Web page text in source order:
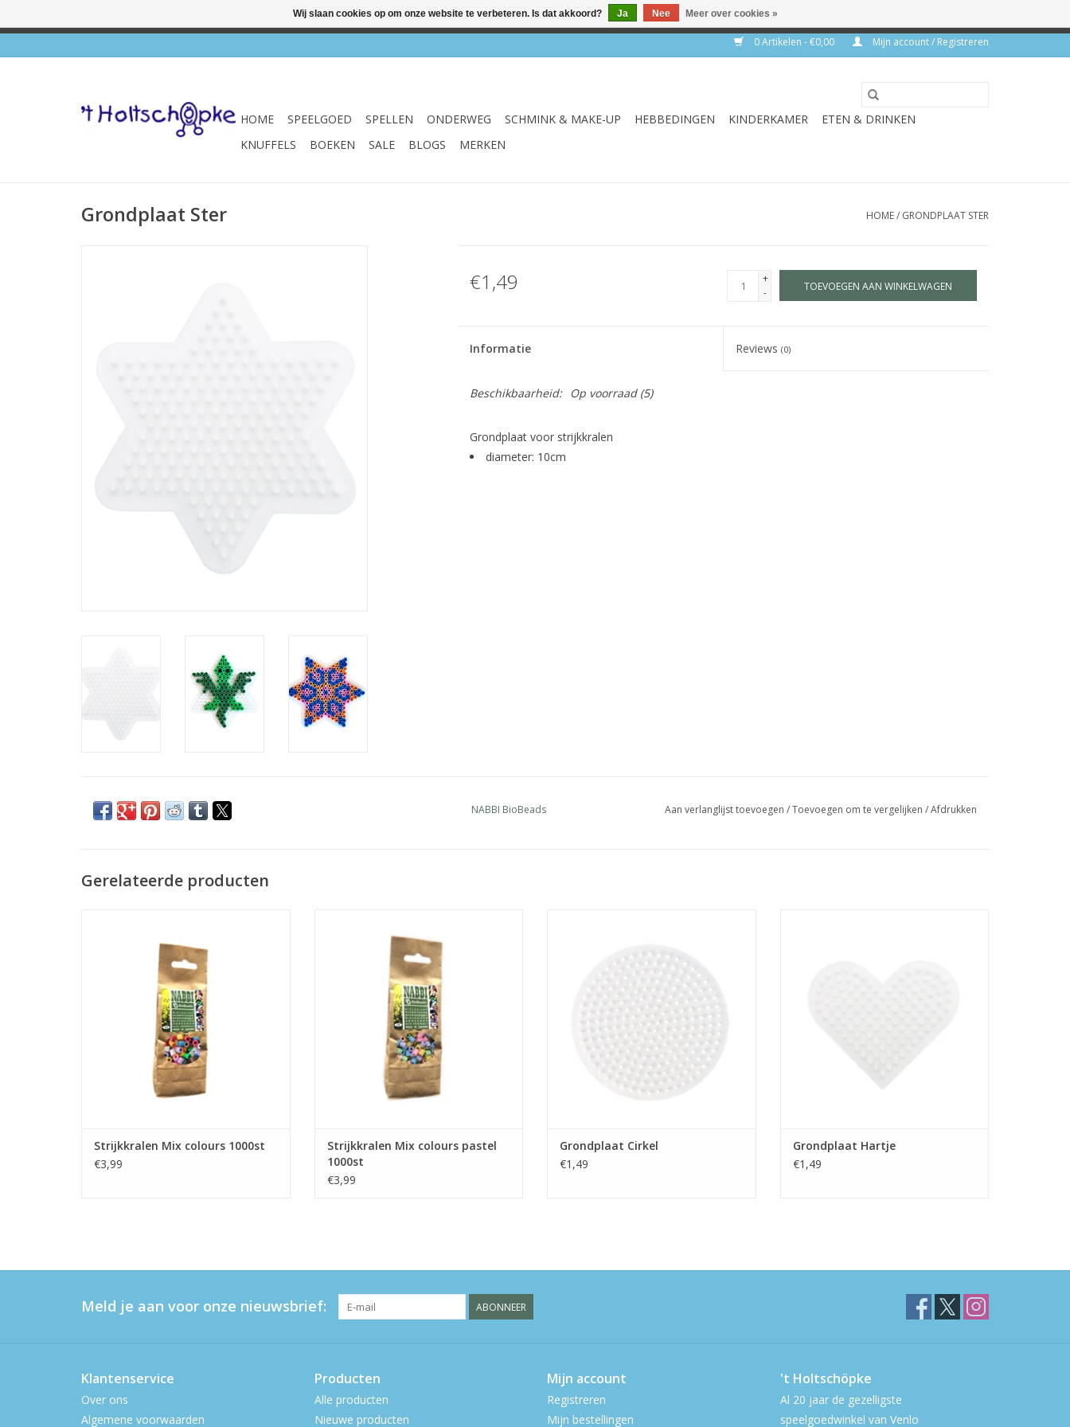
0 Artikelen - €0,00 Mijn account / Registreren
HOME SPEELGOED SPELLEN ONDERWEG SCHMINK & MAKE-UP HEBBEDINGEN KINDERKAMER
ETEN & DRINKEN
KNUFFELS
BOEKEN SALE BLOGS MERKEN
Grondplaat Ster HOME/ GRONDPLAAT STER
€1,49
+
-
TOEVOEGEN AAN WINKELWAGEN
Informatie Reviews(0)
Beschikbaarheid: Op voorraad(5)
Grondplaat voor strijkkralen
diameter: 10cm
NABBI BioBeads Aan verlanglijst toevoegen /Toevoegen om te vergelijken /Afdrukken
Gerelateerde producten
TOEVOEGEN AAN WINKELWAGEN
Strijkkralen Mix colours 1000st
€3,99
TOEVOEGEN AAN WINKELWAGEN
Strijkkralen Mix colours pastel
1000st
€3,99
Grondplaat Cirkel
€1,49
Grondplaat Hartje
€1,49
Meld je aan voor onze nieuwsbrief: ABONNEER
Klantenservice
Over ons
Algemene voorwaarden
Producten
Alle producten
Nieuwe producten
Mijn account
Registreren
Mijn bestellingen
't Holtschöpke
Al 20 jaar de gezelligste
speelgoedwinkel van Venlo
Wij slaan cookies op om onze website te verbeteren. Is dat akkoord? Ja Nee Meer over cookies »
✔ Winkel & webshop ✔ Gratis verzenden vanaf €75 ✔ Levertijd 1-3 werkdagen